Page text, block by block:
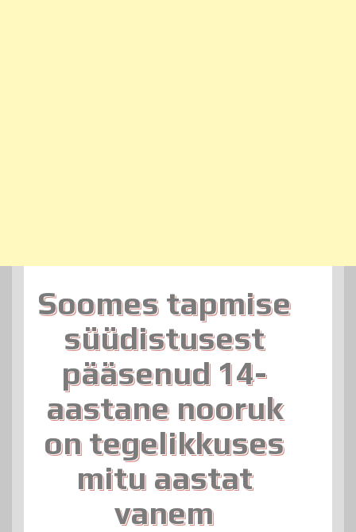
Soomes tapmise
süüdistusest
pääsenud 14-
aastane nooruk
on tegelikkuses
mitu aastat
vanem